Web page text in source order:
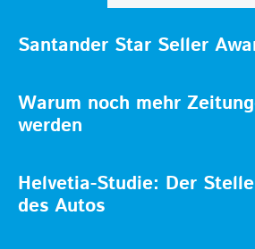
Santander Star Seller
Warum noch mehr
werden
Helvetia-Studie: Der
des Autos